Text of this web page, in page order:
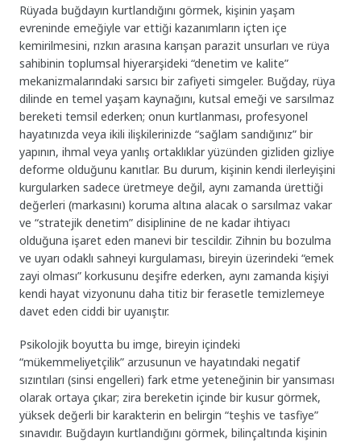
Rüyada buğdayın kurtlandığını görmek, kişinin yaşam
evreninde emeğiyle var ettiği kazanımların içten içe
kemirilmesini, rızkın arasına karışan parazit unsurları ve rüya
sahibinin toplumsal hiyerarşideki “denetim ve kalite”
mekanizmalarındaki sarsıcı bir zafiyeti simgeler. Buğday, rüya
dilinde en temel yaşam kaynağını, kutsal emeği ve sarsılmaz
bereketi temsil ederken; onun kurtlanması, profesyonel
hayatınızda veya ikili ilişkilerinizde “sağlam sandığınız” bir
yapının, ihmal veya yanlış ortaklıklar yüzünden gizliden gizliye
deforme olduğunu kanıtlar. Bu durum, kişinin kendi ilerleyişini
kurgularken sadece üretmeye değil, aynı zamanda ürettiği
değerleri (markasını) koruma altına alacak o sarsılmaz vakar
ve “stratejik denetim” disiplinine de ne kadar ihtiyacı
olduğuna işaret eden manevi bir tescildir. Zihnin bu bozulma
ve uyarı odaklı sahneyi kurgulaması, bireyin üzerindeki “emek
zayi olması” korkusunu deşifre ederken, aynı zamanda kişiyi
kendi hayat vizyonunu daha titiz bir ferasetle temizlemeye
davet eden ciddi bir uyanıştır.
Psikolojik boyutta bu imge, bireyin içindeki
“mükemmeliyetçilik” arzusunun ve hayatındaki negatif
sızıntıları (sinsi engelleri) fark etme yeteneğinin bir yansıması
olarak ortaya çıkar; zira bereketin içinde bir kusur görmek,
yüksek değerli bir karakterin en belirgin “teşhis ve tasfiye”
sınavıdır. Buğdayın kurtlandığını görmek, bilinçaltında kişinin